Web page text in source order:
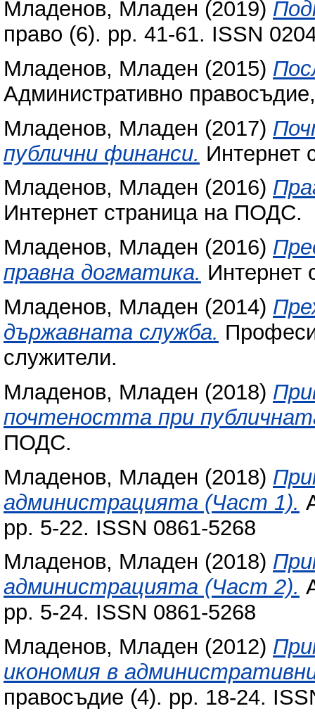
Младенов, Младен (2019)
право (6). pp. 41-61. ISSN
Младенов, Младен (2015)
Административно
Младенов, Младен (2017)
публични финанси. Интернет
Младенов, Младен (2016)
Интернет страница на ПОДС.
Младенов, Младен (2016)
правна догматика. Интернет
Младенов, Младен (2014)
държавната служба.
служители.
Младенов, Младен (2018)
почтеността при
ПОДС.
Младенов, Младен (2018)
администрацията (Част 1).
pp. 5-22. ISSN 0861-5268
Младенов, Младен (2018)
администрацията (Част 2).
pp. 5-24. ISSN 0861-5268
Младенов, Младен (2012)
икономия в
правосъдие (4). pp. 18-24.